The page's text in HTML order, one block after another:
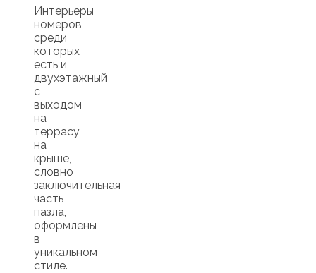
Интерьеры
номеров,
среди
которых
есть и
двухэтажный
с
выходом
на
террасу
на
крыше,
словно
заключительная
часть
пазла,
оформлены
в
уникальном
стиле.